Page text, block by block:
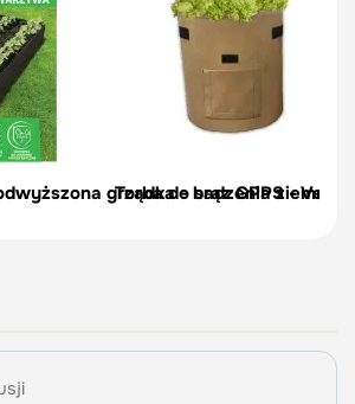
grządka - brąz GPPS -
Torba do sadzenia